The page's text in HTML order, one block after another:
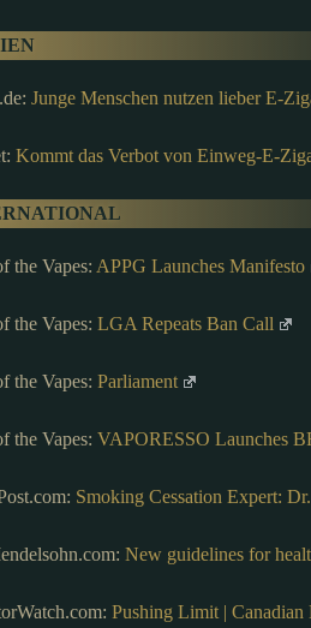
Junge Menschen nutzen lieber E-
Kommt das Verbot von Einweg-E-
the Vapes: APPG Launches Manifesto
the Vapes: LGA Repeats Ban Call
the Vapes: Parliament
the Vapes: VAPORESSO Launches
Smoking Cessation Expert:
New guidelines for
Pushing Limit | Canadian